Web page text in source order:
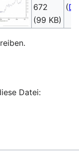
672
(99 KB)
(
Datei: